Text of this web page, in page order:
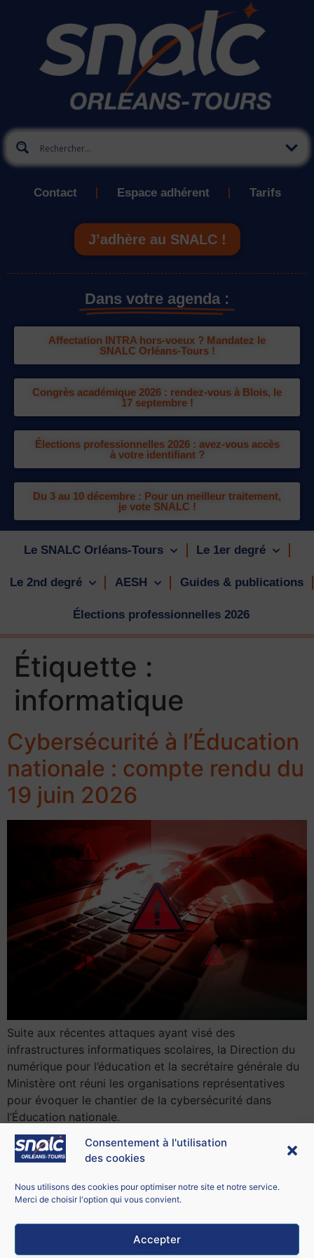
Consentement à l'utilisation
des cookies
Nous utilisons des cookies pour optimiser notre site et notre service.
Merci de choisir l'option qui vous convient.
Accepter
Contact Espace adhérent Tarifs
J’adhère au SNALC !
Dans votre agenda :
Affectation INTRA hors-voeux ? Mandatez le
SNALC Orléans-Tours !
Congrès académique 2026 : rendez-vous à Blois, le
17 septembre !
Élections professionnelles 2026 : avez-vous accès
à votre identifiant ?
Du 3 au 10 décembre : Pour un meilleur traitement,
je vote SNALC !
Le SNALC Orléans-Tours Le 1er degré
Le 2nd degré AESH Guides & publications
Élections professionnelles 2026
Étiquette :
informatique
Cybersécurité à l’Éducation
nationale : compte rendu du
19 juin 2026
Suite aux récentes attaques ayant visé des
infrastructures informatiques scolaires, la Direction du
numérique pour l’éducation et la secrétaire générale du
Ministère ont réuni les organisations représentatives
pour évoquer le chantier de la cybersécurité dans
l’Éducation nationale.
Contacter le SNALC Orléans-Tours
21 bis rue George Sand
18100 Vierzon